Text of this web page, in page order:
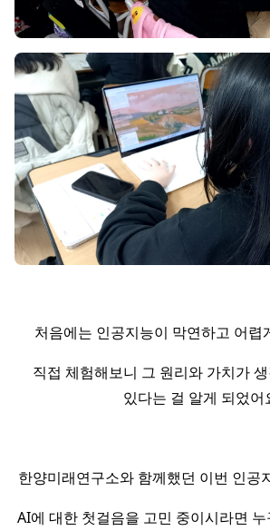
처음에는 인공지능이 막연하고 어렵
직접 체험해보니 그 원리와 가치가
있다는 걸 알게 되었어
한양미래연구소와 함께했던 이번 인공
AI에 대한 첫걸음을 고민 중이시라면